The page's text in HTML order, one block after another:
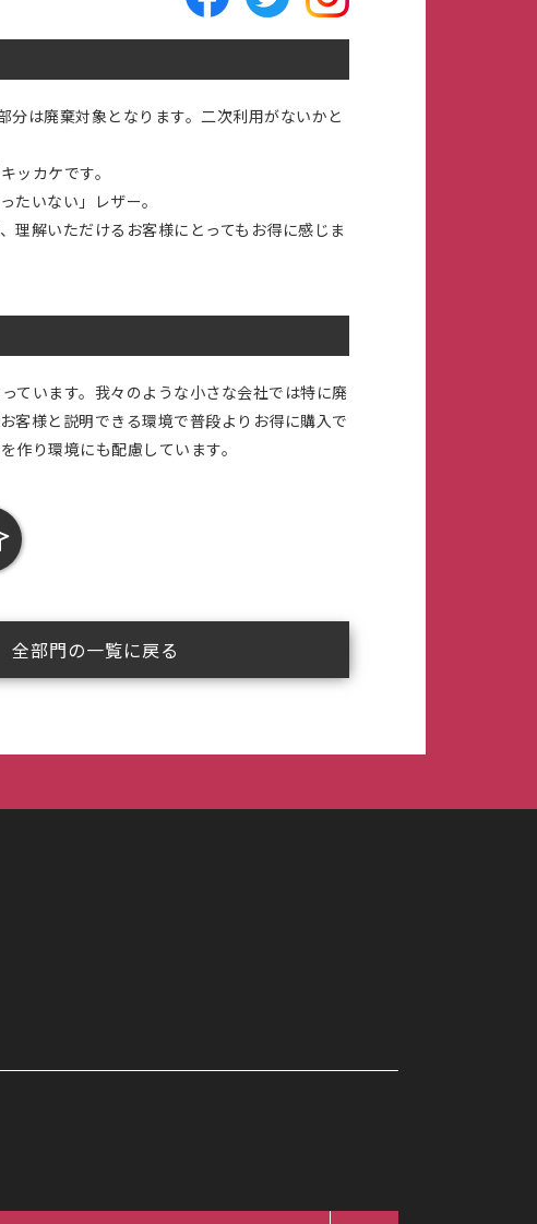
は廃棄対象となります。二次利用がないかと
ッカケです。
たいない」レザー。
理解いただけるお客様にとってもお得に感じま
ています。我々のような小さな会社では特に廃
客様と説明できる環境で普段よりお得に購入で
り環境にも配慮しています。
全部門の一覧に戻る